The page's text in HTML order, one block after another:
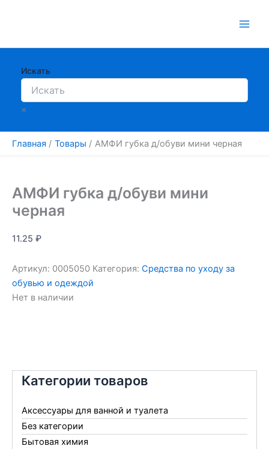
Искать
×
Главная Товары АМФИ губка д/обуви мини черная
Категории товаров
Аксессуары для ванной и туалета
Без категории
Бытовая химия
АМФИ губка д/обуви мини
черная
11.25 ₽
Артикул: 0005050 Категория: Средства по уходу за
обувью и одеждой
Нет в наличии